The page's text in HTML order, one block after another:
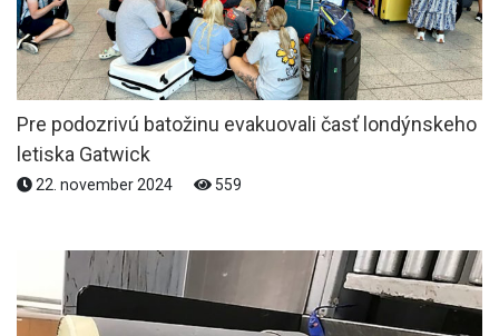
Pre podozrivú batožinu evakuovali časť londýnskeho
letiska Gatwick
22. november 2024 559